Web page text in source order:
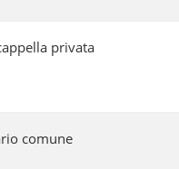
privata
comune